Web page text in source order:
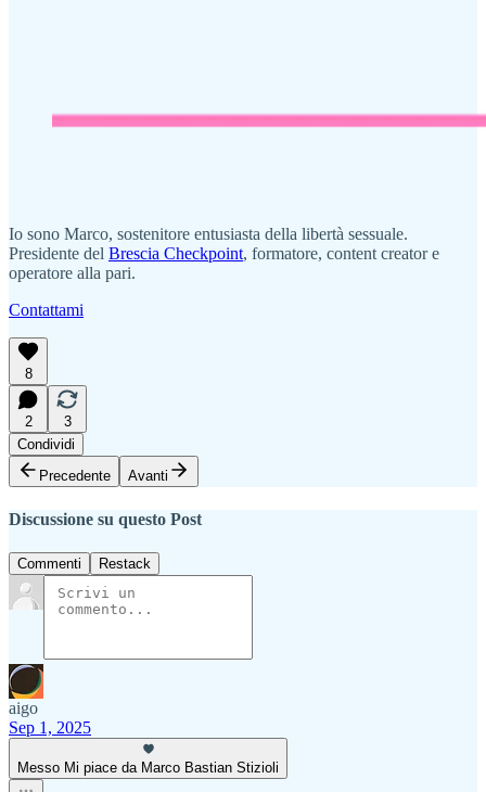
Io sono Marco, sostenitore entusiasta della libertà sessuale.
Presidente del Brescia Checkpoint, formatore, content creator e
operatore alla pari.
Contattami
8
2
3
Condividi
Precedente
Avanti
Discussione su questo Post
Commenti Restack
aigo
Sep 1, 2025
Messo Mi piace da Marco Bastian Stizioli